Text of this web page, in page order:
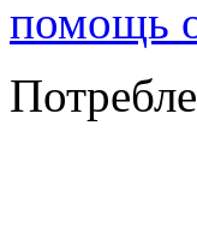
помощь